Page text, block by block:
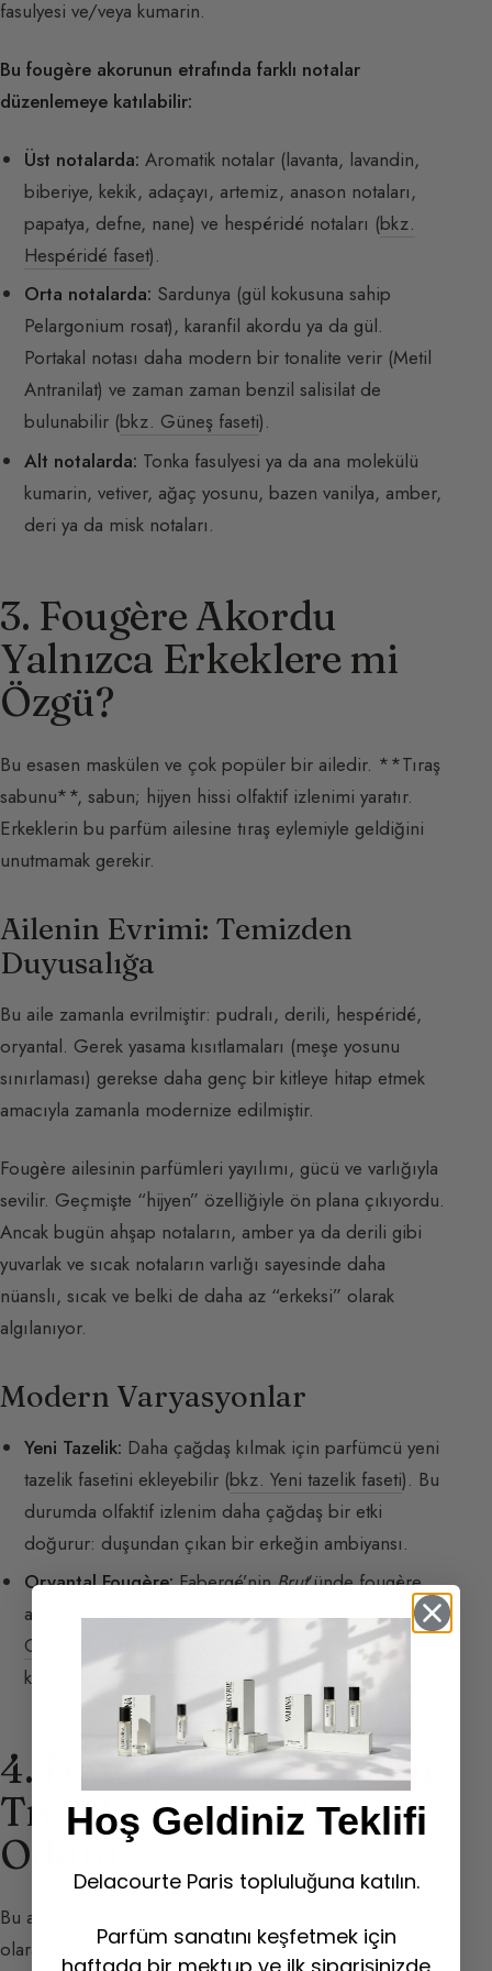
fasulyesi ve/veya kumarin.
Bu fougère akorunun etrafında farklı notalar
düzenlemeye katılabilir:
Üst notalarda: Aromatik notalar (lavanta, lavandin,
biberiye, kekik, adaçayı, artemiz, anason notaları,
papatya, defne, nane) ve hespéridé notaları (bkz.
Hespéridé faset).
Orta notalarda: Sardunya (gül kokusuna sahip
Pelargonium rosat), karanfil akordu ya da gül.
Portakal notası daha modern bir tonalite verir (Metil
Antranilat) ve zaman zaman benzil salisilat de
bulunabilir (bkz. Güneş faseti).
Alt notalarda: Tonka fasulyesi ya da ana molekülü
kumarin, vetiver, ağaç yosunu, bazen vanilya, amber,
deri ya da misk notaları.
3. Fougère Akordu
Yalnızca Erkeklere mi
Özgü?
Bu esasen maskülen ve çok popüler bir ailedir. **Tıraş
sabunu**, sabun; hijyen hissi olfaktif izlenimi yaratır.
Erkeklerin bu parfüm ailesine tıraş eylemiyle geldiğini
unutmamak gerekir.
Ailenin Evrimi: Temizden
Duyusalığa
Bu aile zamanla evrilmiştir: pudralı, derili, hespéridé,
oryantal. Gerek yasama kısıtlamaları (meşe yosunu
sınırlaması) gerekse daha genç bir kitleye hitap etmek
amacıyla zamanla modernize edilmiştir.
Fougère ailesinin parfümleri yayılımı, gücü ve varlığıyla
sevilir. Geçmişte “hijyen” özelliğiyle ön plana çıkıyordu.
Ancak bugün ahşap notaların, amber ya da derili gibi
yuvarlak ve sıcak notaların varlığı sayesinde daha
nüanslı, sıcak ve belki de daha az “erkeksi” olarak
algılanıyor.
Modern Varyasyonlar
Yeni Tazelik: Daha çağdaş kılmak için parfümcü yeni
tazelik fasetini ekleyebilir (bkz. Yeni tazelik faseti). Bu
durumda olfaktif izlenim daha çağdaş bir etki
doğurur: duşundan çıkan bir erkeğin ambiyansı.
Oryantal Fougère:Fabergé’ninBrut‘ünde fougère
akoruna eklenen amber ya da oryantal faset (bkz.
Oryantal aile
), bu aileye yeni bir yön
kazandırmaktadır.
4. Fougère’lerin Yeni Bir
Trendi (Titreşimli
Odun)
Bu aile son derece erkeksi, canlandırıcı ve dinamik
olarak tanınmaktadır. Artık meyvemsi fasetlerle ya da
Hoş Geldiniz Teklifi
Delacourte Paris topluluğuna katılın.
Parfüm sanatını keşfetmek için